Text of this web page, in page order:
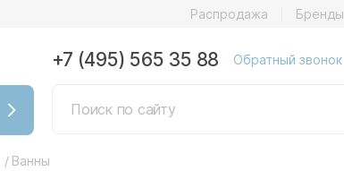
Распродажа Бренды
+7 (495) 565 35 88 Обратный звонок
/ Ванны